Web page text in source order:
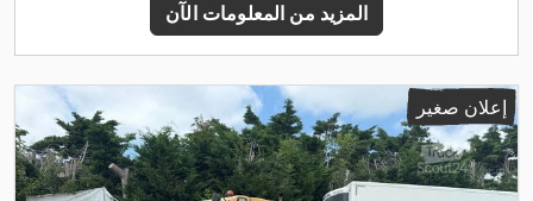
المزيد من المعلومات الآن
إعلان صغير